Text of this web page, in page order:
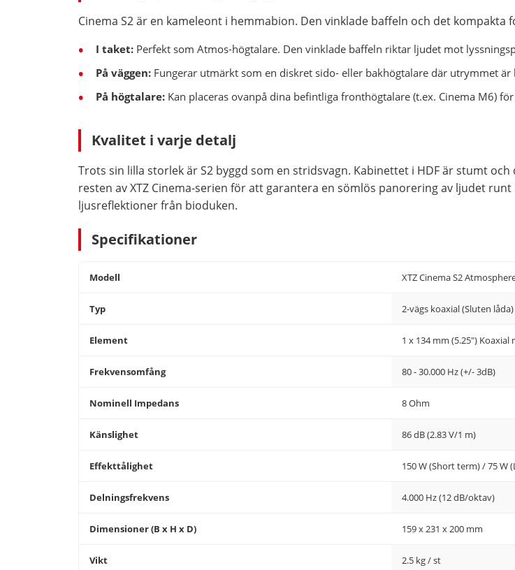
Cinema S2 är en kameleont i hemmabion. Den vinklade baffeln och det
I taket: Perfekt som Atmos-högtalare. Den vinklade baffeln riktar ljudet mot
På väggen: Fungerar utmärkt som en diskret sido- eller bakhögtalare där utrymmet är
På högtalare: Kan placeras ovanpå dina befintliga fronthögtalare (t.ex. Cinema M6)
Kvalitet i varje detalj
Trots sin lilla storlek är S2 byggd som en stridsvagn. Kabinettet i HDF är stumt
resten av XTZ Cinema-serien för att garantera en sömlös panorering av ljudet
ljusreflektioner från bioduken.
Specifikationer
Modell XTZ Cinema S2
Typ 2-vägs koaxial (Sluten låda)
Element 1 x 134 mm (5.25")
Frekvensomfång 80 - 30.000 Hz (+/- 3dB)
Nominell Impedans 8 Ohm
Känslighet 86 dB (2.83 V/1 m)
Effekttålighet 150 W (Short term) / 75 W
Delningsfrekvens 4.000 Hz (12 dB/oktav)
Dimensioner (B x H x D) 159 x 231 x 200 mm
Vikt 2.5 kg / st